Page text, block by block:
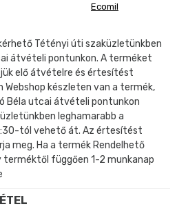
Ecomil
Tétényi úti szaküzletünkben
átvételi pontunkon. A terméket
elő átvételre és értesítést
Webshop készleten van a termék,
Béla utcai átvételi pontunkon
leghamarabb a
tól vehető át. Az értesítést
meg. Ha a termék Rendelhető
függően 1-2 munkanap